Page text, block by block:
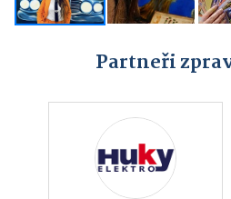
Partneři